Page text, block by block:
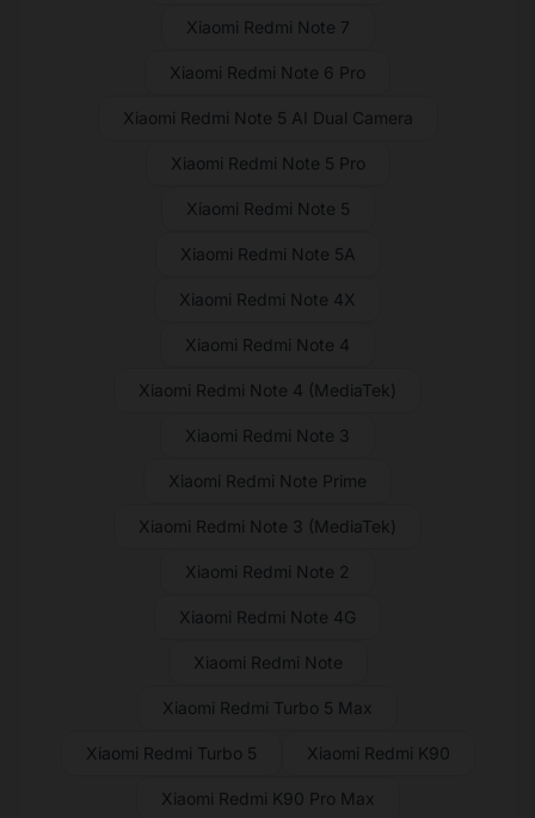
Xiaomi Redmi Note 7
Xiaomi Redmi Note 6 Pro
Xiaomi Redmi Note 5 AI Dual Camera
Xiaomi Redmi Note 5 Pro
Xiaomi Redmi Note 5
Xiaomi Redmi Note 5A
Xiaomi Redmi Note 4X
Xiaomi Redmi Note 4
Xiaomi Redmi Note 4 (MediaTek)
Xiaomi Redmi Note 3
Xiaomi Redmi Note Prime
Xiaomi Redmi Note 3 (MediaTek)
Xiaomi Redmi Note 2
Xiaomi Redmi Note 4G
Xiaomi Redmi Note
Xiaomi Redmi Turbo 5 Max
Xiaomi Redmi Turbo 5 Xiaomi Redmi K90
Xiaomi Redmi K90 Pro Max